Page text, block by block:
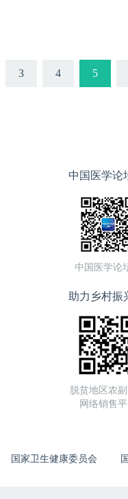
3 4 5
中国医学论
中国医学论
助力乡村振
脱贫地区农
网络销售
国家卫生健康委员会